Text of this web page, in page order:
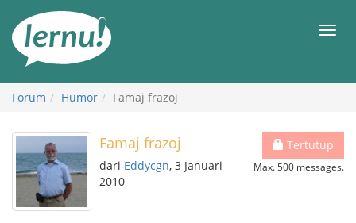
daftar
Forum Humor Famaj frazoj
Tertutup
Max. 500 messages.
Famaj frazoj
dari Eddycgn, 3 Januari
2010